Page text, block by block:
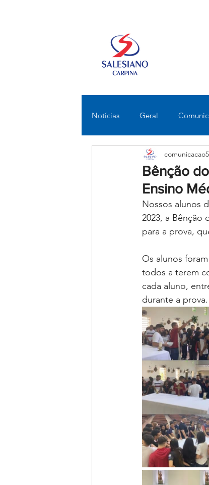
Notícias Geral
Fundamental II Ensino
Educomunicação
Bênção
Ensino
Nossos alunos
2023, a Bênção
para a prova,
Os alunos
todos a terem
cada aluno,
durante a prova.